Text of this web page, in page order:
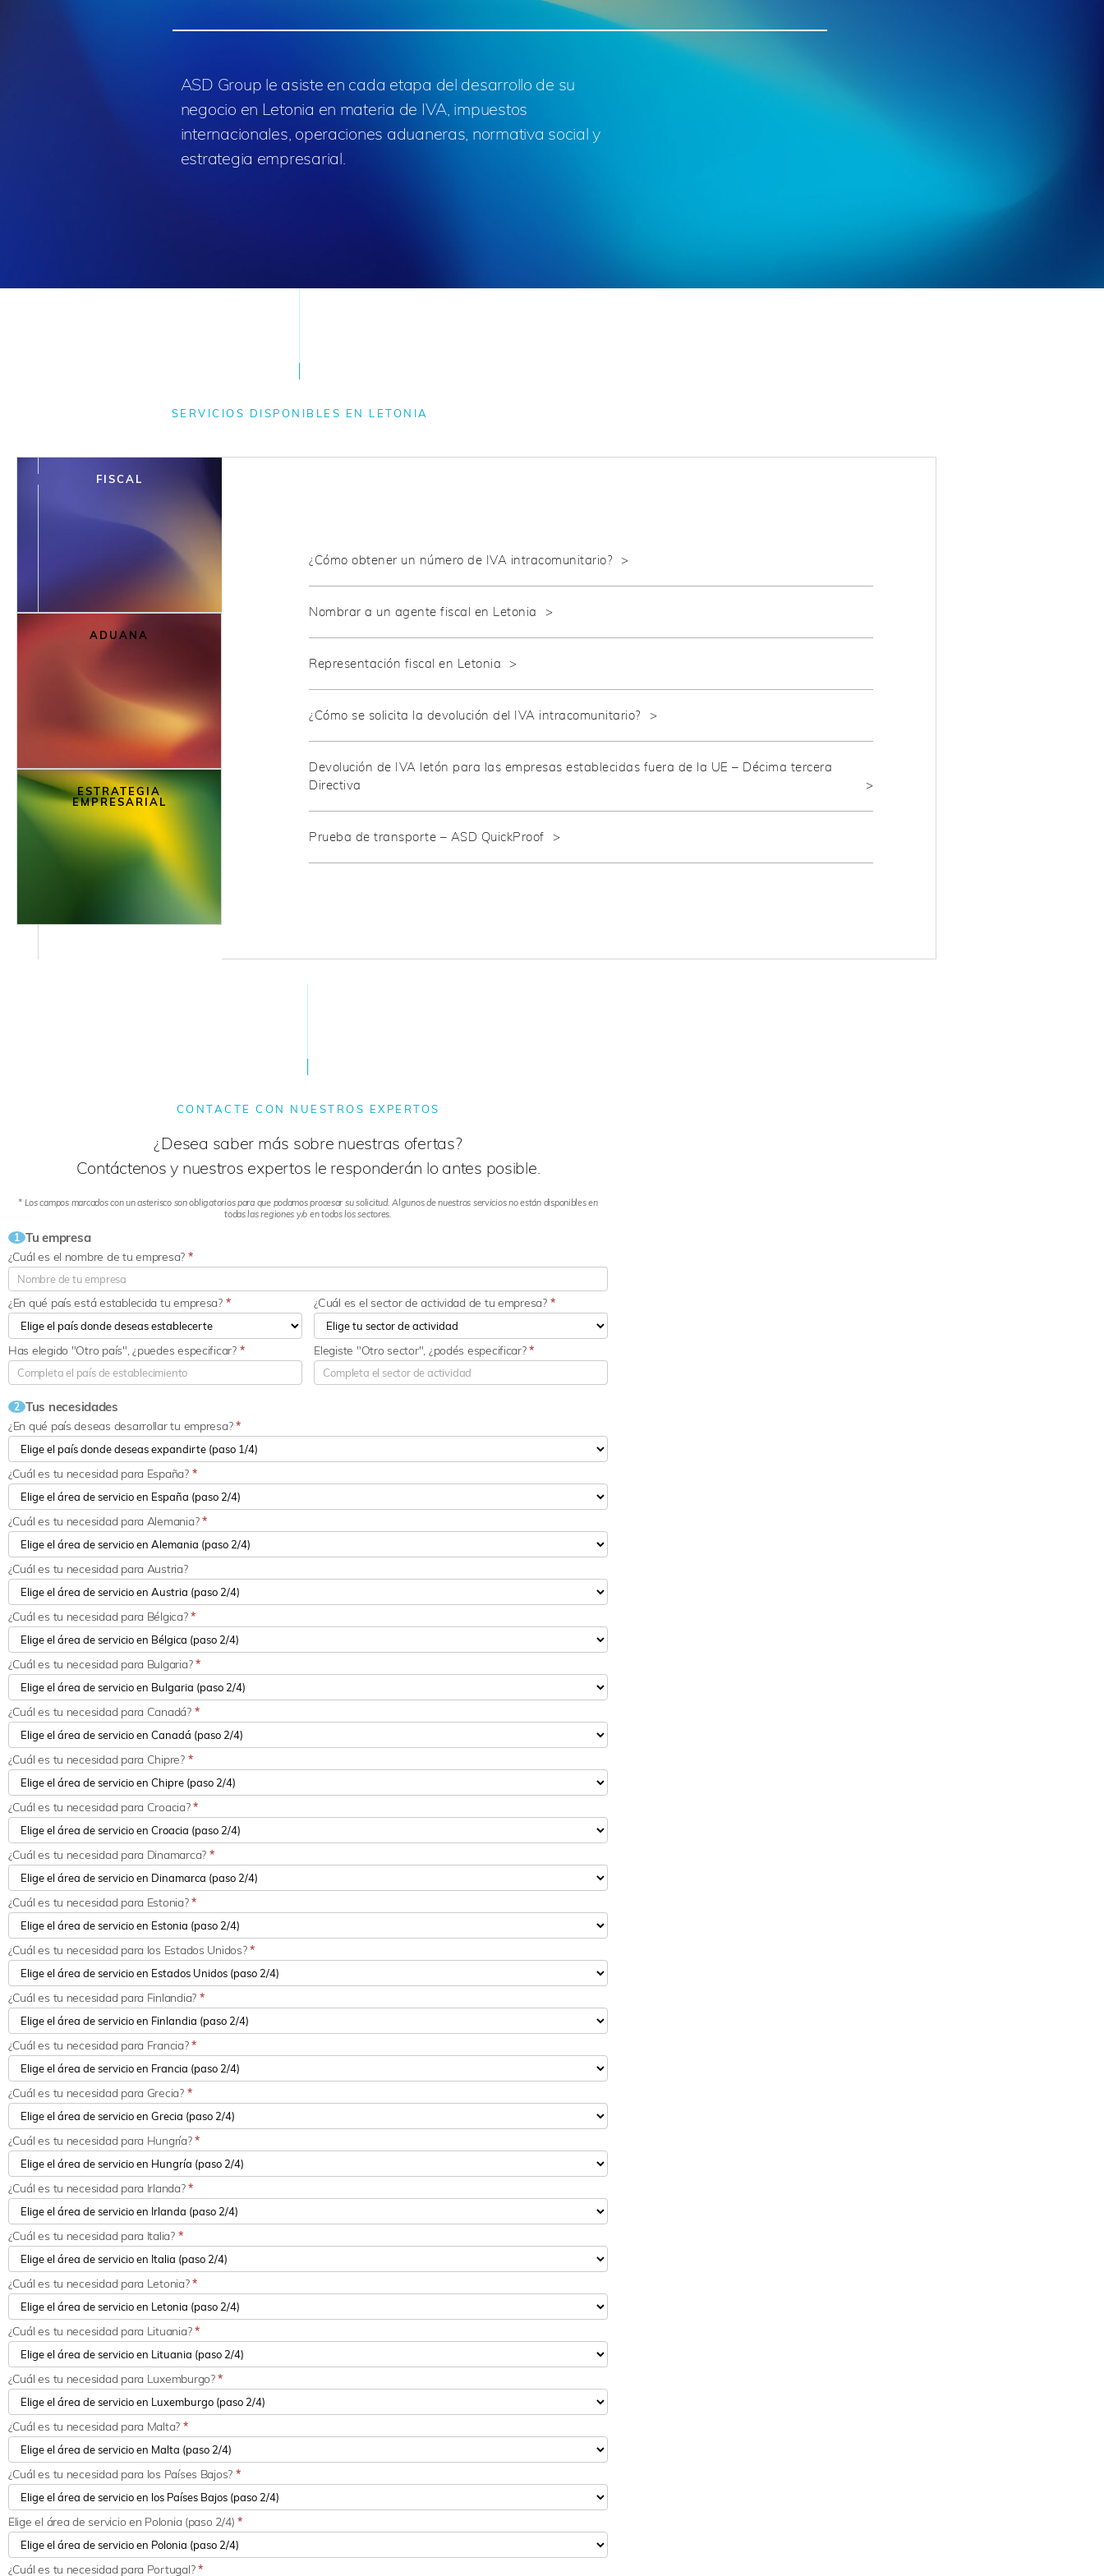
ASD Group le asiste en cada etapa del desarrollo de su
negocio en Letonia en materia de IVA, impuestos
internacionales, operaciones aduaneras, normativa social y
estrategia empresarial.
SERVICIOS DISPONIBLES EN LETONIA
FISCAL
ADUANA
ESTRATEGIA
EMPRESARIAL
¿Cómo obtener un número de IVA intracomunitario?
Nombrar a un agente fiscal en Letonia
Representación fiscal en Letonia
¿Cómo se solicita la devolución del IVA intracomunitario?
Devolución de IVA letón para las empresas establecidas fuera de la UE – Décima tercera
Directiva
Prueba de transporte – ASD QuickProof
CONTACTE CON NUESTROS EXPERTOS
¿Desea saber más sobre nuestras ofertas?
Contáctenos y nuestros expertos le responderán lo antes posible.
* Los campos marcados con un asterisco son obligatorios para que podamos procesar su solicitud. Algunos de nuestros servicios no están disponibles en
todas las regiones y/o en todos los sectores.
1 Tu empresa
¿Cuál es el nombre de tu empresa? *
¿En qué país está establecida tu empresa? * ¿Cuál es el sector de actividad de tu empresa? *
Has elegido "Otro país", ¿puedes especificar? * Elegiste "Otro sector", ¿podés especificar?*
2 Tus necesidades
¿En qué país deseas desarrollar tu empresa?*
¿Cuál es tu necesidad para España? *
¿Cuál es tu necesidad para Alemania?*
¿Cuál es tu necesidad para Austria?
¿Cuál es tu necesidad para Bélgica?*
¿Cuál es tu necesidad para Bulgaria?*
¿Cuál es tu necesidad para Canadá? *
¿Cuál es tu necesidad para Chipre? *
¿Cuál es tu necesidad para Croacia?*
¿Cuál es tu necesidad para Dinamarca? *
¿Cuál es tu necesidad para Estonia?*
¿Cuál es tu necesidad para los Estados Unidos?*
¿Cuál es tu necesidad para Finlandia? *
¿Cuál es tu necesidad para Francia?*
¿Cuál es tu necesidad para Grecia? *
¿Cuál es tu necesidad para Hungría?*
¿Cuál es tu necesidad para Irlanda?*
¿Cuál es tu necesidad para Italia? *
¿Cuál es tu necesidad para Letonia?*
¿Cuál es tu necesidad para Lituania?*
¿Cuál es tu necesidad para Luxemburgo?*
¿Cuál es tu necesidad para Malta? *
¿Cuál es tu necesidad para los Países Bajos? *
Elige el área de servicio en Polonia (paso 2/4)*
¿Cuál es tu necesidad para Portugal?*